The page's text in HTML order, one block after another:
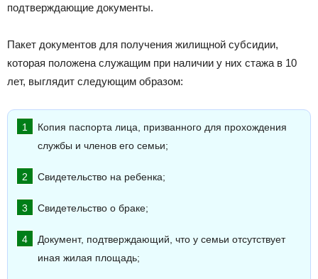
подтверждающие документы.
Пакет документов для получения жилищной субсидии,
которая положена служащим при наличии у них стажа в 10
лет, выглядит следующим образом:
Копия паспорта лица, призванного для прохождения
службы и членов его семьи;
Свидетельство на ребенка;
Свидетельство о браке;
Документ, подтверждающий, что у семьи отсутствует
иная жилая площадь;